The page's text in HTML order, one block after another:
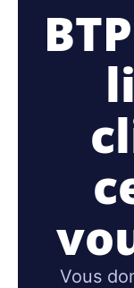
Vous